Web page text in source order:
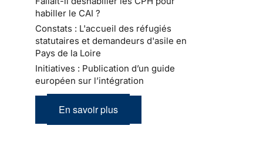
habiller le CAI ?
Constats : L'accueil des réfugiés
statutaires et demandeurs d'asile en
Pays de la Loire
Initiatives : Publication d’un guide
européen sur l’intégration
En savoir plus